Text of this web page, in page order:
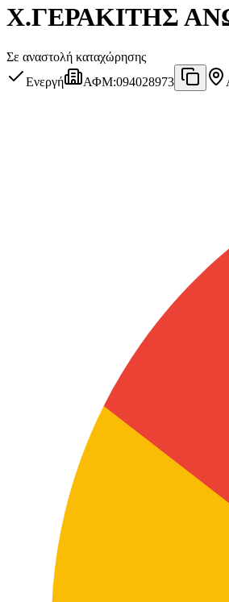
Χ.ΓΕΡΑΚΙΤΗΣ
Σε αναστολή καταχώρησης
Ενεργή
ΑΦΜ:094028973